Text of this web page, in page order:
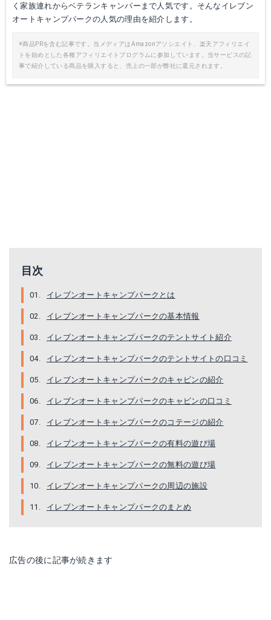
く家族連れからベテランキャンパーまで人気です。そんなイレブン
オートキャンプパークの人気の理由を紹介します。
※商品PRを含む記事です。当メディアはAmazonアソシエイト、楽天アフィリエイ
トを始めとした各種アフィリエイトプログラムに参加しています。当サービスの記
事で紹介している商品を購入すると、売上の一部が弊社に還元されます。
目次
イレブンオートキャンプパークとは
イレブンオートキャンプパークの基本情報
イレブンオートキャンプパークのテントサイト紹介
イレブンオートキャンプパークのテントサイトの口コミ
イレブンオートキャンプパークのキャビンの紹介
イレブンオートキャンプパークのキャビンの口コミ
イレブンオートキャンプパークのコテージの紹介
イレブンオートキャンプパークの有料の遊び場
イレブンオートキャンプパークの無料の遊び場
イレブンオートキャンプパークの周辺の施設
イレブンオートキャンプパークのまとめ
広告の後に記事が続きます